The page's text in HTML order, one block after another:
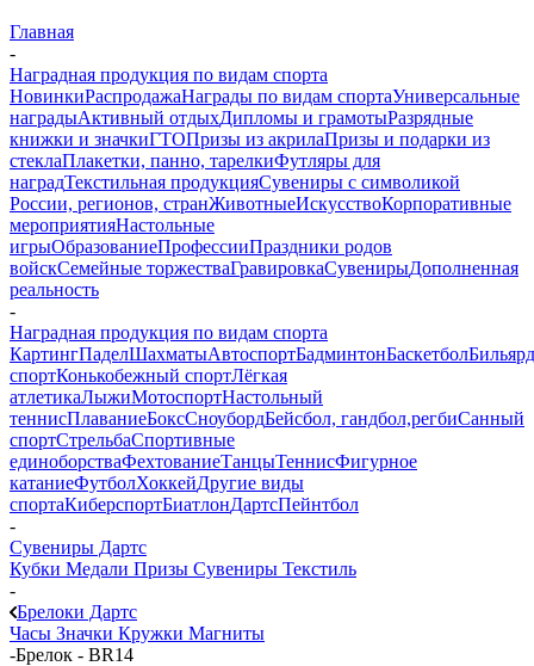
Главная
-
Наградная продукция по видам спорта
НовинкиРаспродажаНаграды по видам спортаУниверсальные
наградыАктивный отдыхДипломы и грамотыРазрядные
книжки и значкиГТОПризы из акрилаПризы и подарки из
стеклаПлакетки, панно, тарелкиФутляры для
наградТекстильная продукцияСувениры с символикой
России, регионов, странЖивотныеИскусствоКорпоративные
мероприятияНастольные
игрыОбразованиеПрофессииПраздники родов
войскСемейные торжестваГравировкаСувенирыДополненная
реальность
-
Наградная продукция по видам спорта
КартингПаделШахматыАвтоспортБадминтонБаскетболБильярд
спортКонькобежный спортЛёгкая
атлетикаЛыжиМотоспортНастольный
теннисПлаваниеБоксСноубордБейсбол, гандбол,регбиСанный
спортСтрельбаСпортивные
единоборстваФехтованиеТанцыТеннисФигурное
катаниеФутболХоккейДругие виды
спортаКиберспортБиатлонДартсПейнтбол
-
Сувениры Дартс
Кубки Медали Призы Сувениры Текстиль
-
Брелоки Дартс
Часы Значки Кружки Магниты
-Брелок - BR14